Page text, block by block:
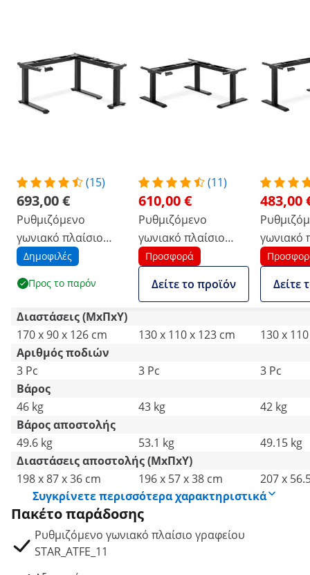
(15)
693,00 €
Ρυθμιζόμενο
γωνιακό πλαίσιο
γραφείου - Ύψος: 60-
110-190 cm
(αριστερά) / 110-190
cm (δεξιά) - Γωνία: 90
° - 150 kg
Δημοφιλές
Προς το παρόν
(11)
610,00 €
Ρυθμιζόμενο
γωνιακό πλαίσιο
γραφείου - Ύψος: 58-
123 cm - Πλάτος: 90-
150 cm (αριστερά) /
Γωνία: 90 ° - 150 kg
Προσφορά
Δείτε το προϊόν
483,00
γωνιακό
118 cm -
150 cm
Γωνία:
Δείτε
Διαστάσεις (ΜxΠxΥ)
170 x 90 x 126 cm
130 x 110 x 123 cm
130 x
Αριθμός ποδιών
3 Pc
3 Pc
3 Pc
Βάρος
46 kg
43 kg
42 kg
Βάρος αποστολής
49.6 kg
53.1 kg
49.15 kg
Διαστάσεις αποστολής (ΜxΠxΥ)
198 x 87 x 36 cm
196 x 57 x 38 cm
207 x
Συγκρίνετε περισσότερα χαρακτηριστικά
Πακέτο παράδοσης
Ρυθμιζόμενο γωνιακό πλαίσιο γραφείου
STAR_ATFE_11